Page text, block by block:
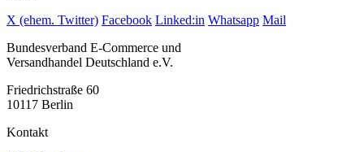
X (ehem. Twitter) Facebook Linked:in Whatsapp Mail
Bundesverband E-Commerce und
Versandhandel Deutschland e.V.
Friedrichstraße 60
10117 Berlin
Kontakt